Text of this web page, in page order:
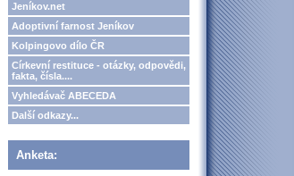
Jeníkov.net
Adoptivní farnost Jeníkov
Kolpingovo dílo ČR
Církevní restituce - otázky, odpovědi,
fakta, čísla....
Vyhledávač ABECEDA
Další odkazy...
Anketa: